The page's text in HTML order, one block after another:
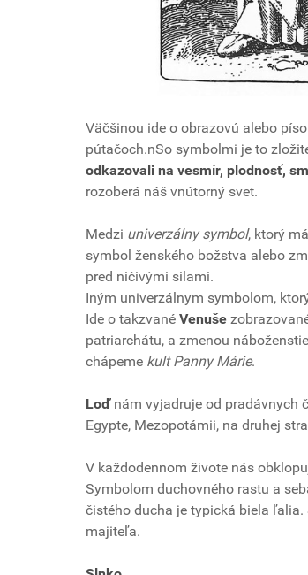
Väčšinou ide o obrazovú alebo
pútačoch.nSo symbolmi je to
odkazovali na vesmír, plodnosť,
rozoberá náš vnútorný svet.
Medzi univerzálny symbol, ktorý
symbol ženského božstva alebo
pred ničivými silami.
Iným univerzálnym symbolom,
Ide o takzvané Venuše
patriarchátu, a zmenou
chápeme kult Panny Márie.
Loďnám vyjadruje od pradávnych
Egypte, Mezopotámii, na druhej
V každodennom živote nás
Symbolom duchovného rastu a
čistého ducha je typická biela
majiteľa.